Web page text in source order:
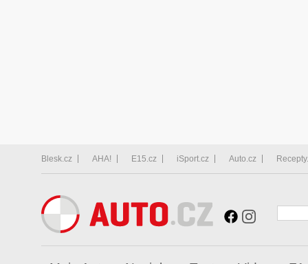
Blesk.cz AHA! E15.cz iSport.cz Auto.cz